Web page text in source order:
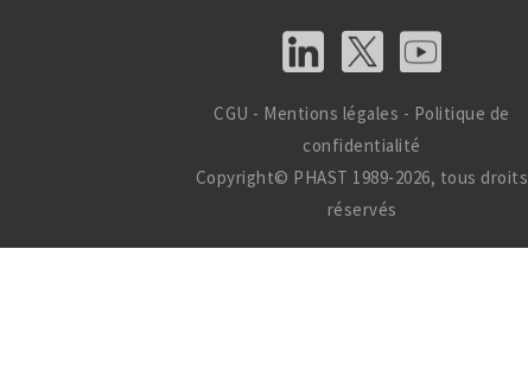
CGU - Mentions légales - Politique de
confidentialité
Copyright© PHAST 1989-2026, tous droits
réservés